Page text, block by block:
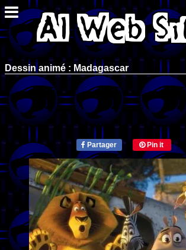
Dessin animé : Madagascar
Partager Pin it